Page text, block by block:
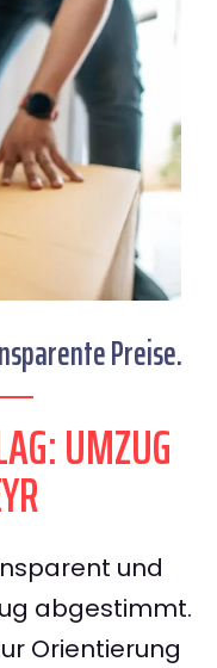
Preise.
UMZUG
und
abgestimmt.
Orientierung